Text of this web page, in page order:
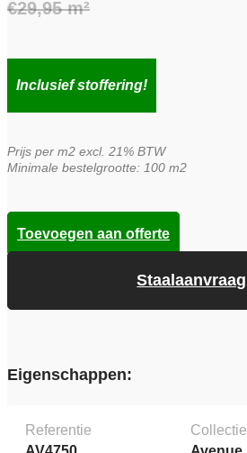
€29,95 m²
prijs
€29,95.
prijs
€26,95.
Inclusief stoffering!
Prijs per m2 excl. 21% BTW
Minimale bestelgrootte: 100 m2
Staalaanvraag
Toevoegen aan offerte
Eigenschappen:
Referentie
Collectie